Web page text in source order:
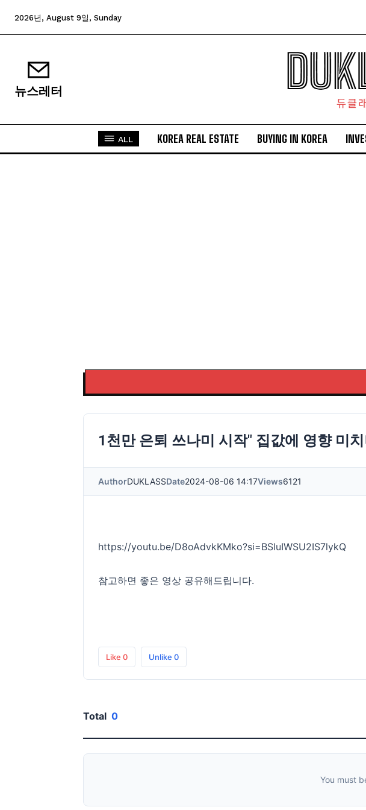
2026년, August 9일, Sunday
뉴스레터
ALL KOREA REAL ESTATE BUYING IN KOREA
1천만 은퇴 쓰나미 시작" 집값에 영향 미
AuthorDUKLASSDate2024-08-06 14:17Views6121
https://youtu.be/D8oAdvkKMko?si=BSluIWSU2IS7lykQ
참고하면 좋은 영상 공유해드립니다.
Like 0 Unlike 0
Total 0
You must